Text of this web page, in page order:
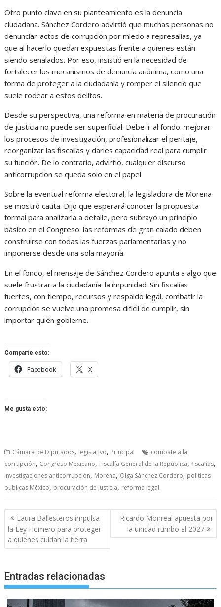
Otro punto clave en su planteamiento es la denuncia
ciudadana. Sánchez Cordero advirtió que muchas personas no
denuncian actos de corrupción por miedo a represalias, ya
que al hacerlo quedan expuestas frente a quienes están
siendo señalados. Por eso, insistió en la necesidad de
fortalecer los mecanismos de denuncia anónima, como una
forma de proteger a la ciudadanía y romper el silencio que
suele rodear a estos delitos.
Desde su perspectiva, una reforma en materia de procuración
de justicia no puede ser superficial. Debe ir al fondo: mejorar
los procesos de investigación, profesionalizar el peritaje,
reorganizar las fiscalías y darles capacidad real para cumplir
su función. De lo contrario, advirtió, cualquier discurso
anticorrupción se queda solo en el papel.
Sobre la eventual reforma electoral, la legisladora de Morena
se mostró cauta. Dijo que esperará conocer la propuesta
formal para analizarla a detalle, pero subrayó un principio
básico en el Congreso: las reformas de gran calado deben
construirse con todas las fuerzas parlamentarias y no
imponerse desde una sola mayoría.
En el fondo, el mensaje de Sánchez Cordero apunta a algo que
suele frustrar a la ciudadanía: la impunidad. Sin fiscalías
fuertes, con tiempo, recursos y respaldo legal, combatir la
corrupción se vuelve una promesa difícil de cumplir, sin
importar quién gobierne.
Comparte esto:
Facebook X
Me gusta esto:
Cámara de Diputados, legislativo, Principal
combate a la
corrupción, Congreso Mexicano, Fiscalía General de la República,fiscalías,
investigaciones anticorrupción, Morena, Olga Sánchez Cordero, políticas
públicas México, procuración de justicia, reforma legal
Navegación
de
entradas
Laura Ballesteros impulsa
la Ley Homero para proteger
a quienes cuidan la tierra
Ricardo Monreal apuesta por
la unidad rumbo al 2027
Entradas relacionadas